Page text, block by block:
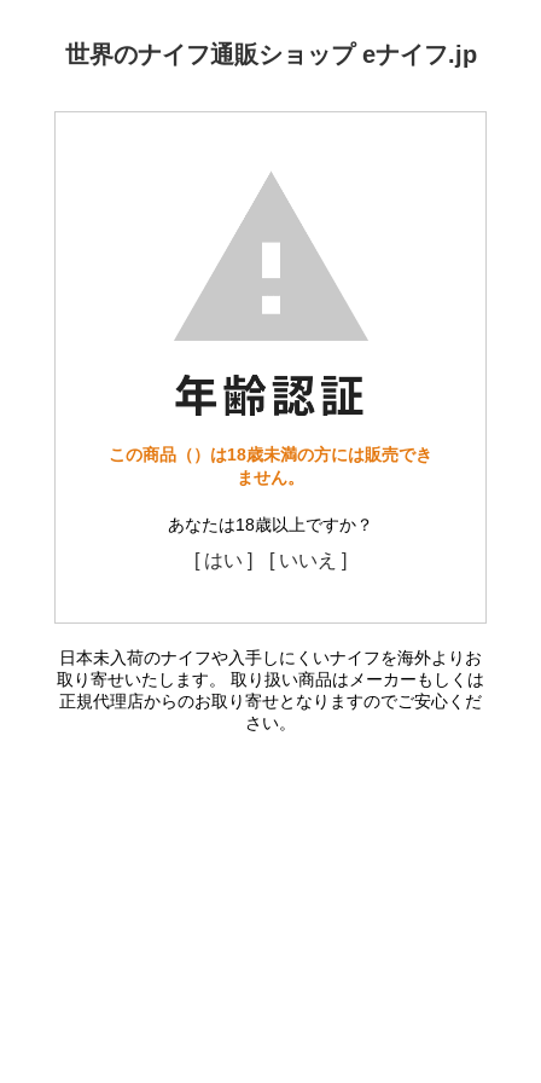
世界のナイフ通販ショップ eナイフ.jp
この商品（）は18歳未満の方には販売でき
ません。
あなたは18歳以上ですか？
[ はい ] [ いいえ ]
日本未入荷のナイフや入手しにくいナイフを海外よりお
取り寄せいたします。 取り扱い商品はメーカーもしくは
正規代理店からのお取り寄せとなりますのでご安心くだ
さい。